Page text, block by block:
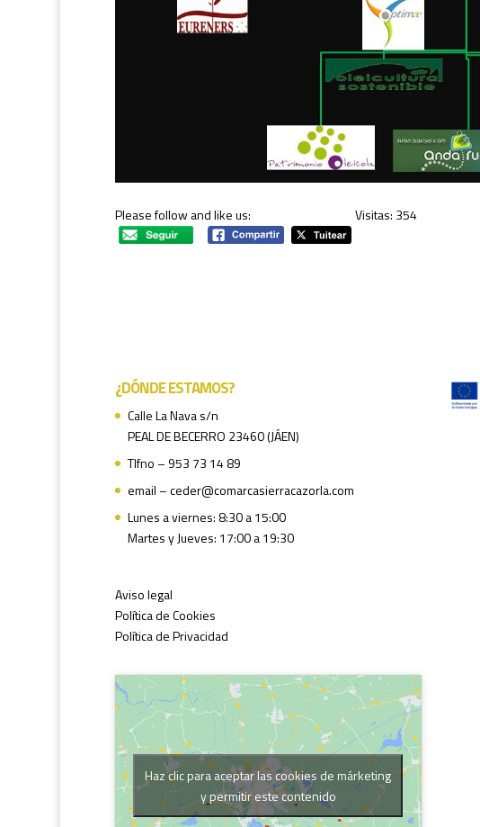
Please follow and like us: Visitas: 354
¿DÓNDE ESTAMOS?
Calle La Nava s/n
PEAL DE BECERRO 23460 (JÁEN)
Tlfno – 953 73 14 89
email – ceder@comarcasierracazorla.com
Lunes a viernes: 8:30 a 15:00
Martes y Jueves: 17:00 a 19:30
Aviso legal
Política de Cookies
Política de Privacidad
Haz clic para aceptar las cookies de márketing
y permitir este contenido